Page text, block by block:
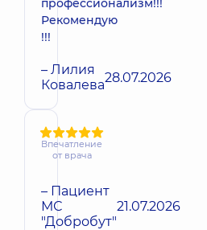
профессионализм!!!
Рекомендую
!!!
– Лилия
Ковалева28.07.2026
Впечатление
от врача
– Пациент
МС
"Добробут"
21.07.2026